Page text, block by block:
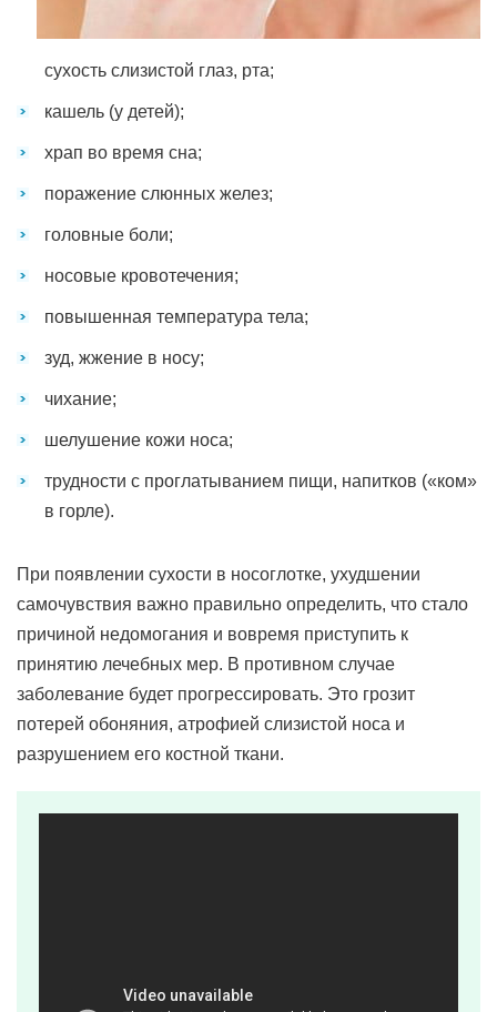
сухость слизистой глаз, рта;
кашель (у детей);
храп во время сна;
поражение слюнных желез;
головные боли;
носовые кровотечения;
повышенная температура тела;
зуд, жжение в носу;
чихание;
шелушение кожи носа;
трудности с проглатыванием пищи, напитков («ком»
в горле).
При появлении сухости в носоглотке, ухудшении
самочувствия важно правильно определить, что стало
причиной недомогания и вовремя приступить к
принятию лечебных мер. В противном случае
заболевание будет прогрессировать. Это грозит
потерей обоняния, атрофией слизистой носа и
разрушением его костной ткани.